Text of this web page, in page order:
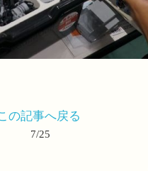
この記事へ戻る
7/25